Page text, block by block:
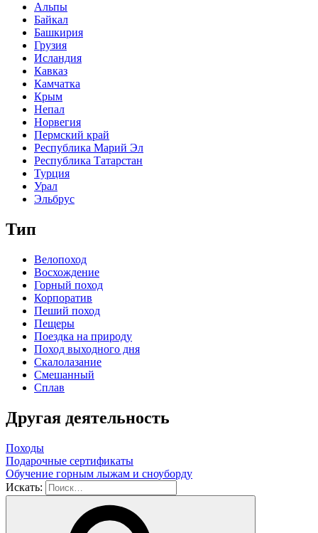
Альпы
Байкал
Башкирия
Грузия
Исландия
Кавказ
Камчатка
Крым
Непал
Норвегия
Пермский край
Республика Марий Эл
Республика Татарстан
Турция
Урал
Эльбрус
Тип
Велопоход
Восхождение
Горный поход
Корпоратив
Пеший поход
Пещеры
Поездка на природу
Поход выходного дня
Скалолазание
Смешанный
Сплав
Другая деятельность
Походы
Подарочные сертификаты
Обучение горным лыжам и сноуборду
Искать: